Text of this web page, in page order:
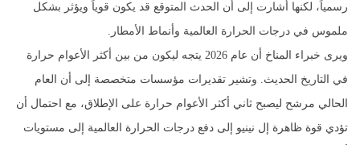
رسمياً، لكنها أشارت إلى أن الحدث المتوقع قد يكون قوياً ويؤثر بشكل
ملموس في درجات الحرارة العالمية وأنماط الأمطار.
ويرى خبراء المناخ أن عام 2026 يتجه ليكون من بين أكثر الأعوام حرارة
في التاريخ الحديث. وتشير تقديرات مؤسسات متخصصة إلى أن العام
الحالي مرشح ليصبح ثاني أكثر الأعوام حرارة على الإطلاق، مع احتمال أن
تؤدي قوة ظاهرة إل نينيو إلى دفع درجات الحرارة العالمية إلى مستويات